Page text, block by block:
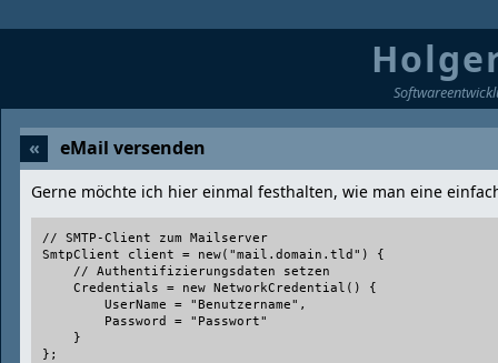
« eMail versenden
Gerne möchte ich hier einmal festhalten, wie man eine
// SMTP-Client zum Mailserver
SmtpClient client = new("mail.domain.tld") {
    // Authentifizierungsdaten setzen
    Credentials = new NetworkCredential() {
        UserName = "Benutzername",
        Password = "Passwort"
    }
};